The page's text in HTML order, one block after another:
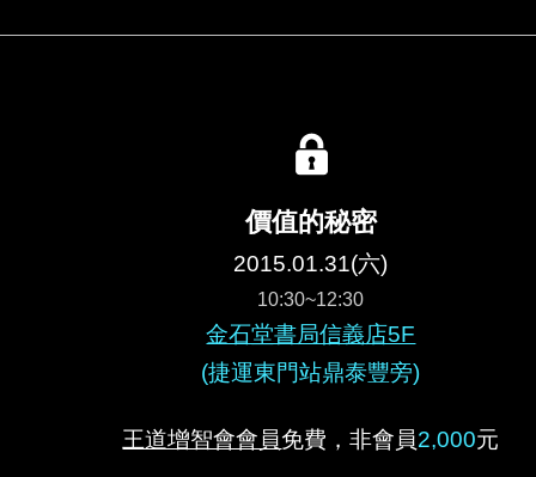
價值的秘密
2015.01.31(六)
10:30~12:30
金石堂書局信義店5F
(捷運東門站鼎泰豐旁)
王道增智會會員免費，非會員2,000元